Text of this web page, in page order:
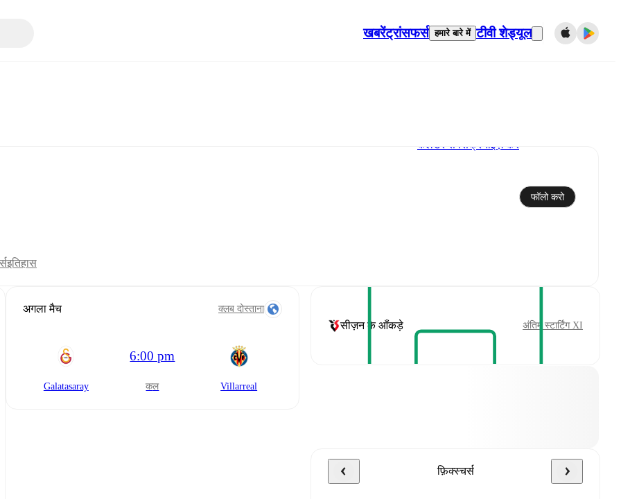
खबरेंट्रांसफर्स हमारे बारे में टीवी शेड्यूल
कैलेंडर से सिंक्रनाइज़ करें
फॉलो करो
इतिहास
अगला मैच क्लब दोस्ताना
Galatasaray
6:00 pm
कल Villarreal
सीज़न के आँकड़े अंतिम स्टार्टिंग XI
फ़िक्स्चर्स